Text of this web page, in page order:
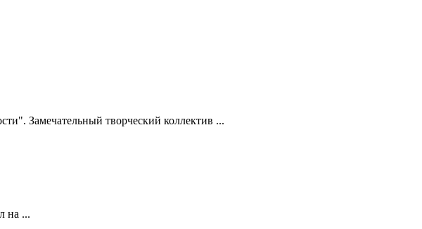
Замечательный творческий коллектив ...
на ...